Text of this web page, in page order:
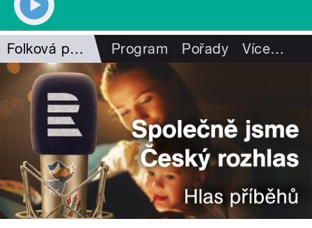
Folková pohlazení Program Pořady Více…